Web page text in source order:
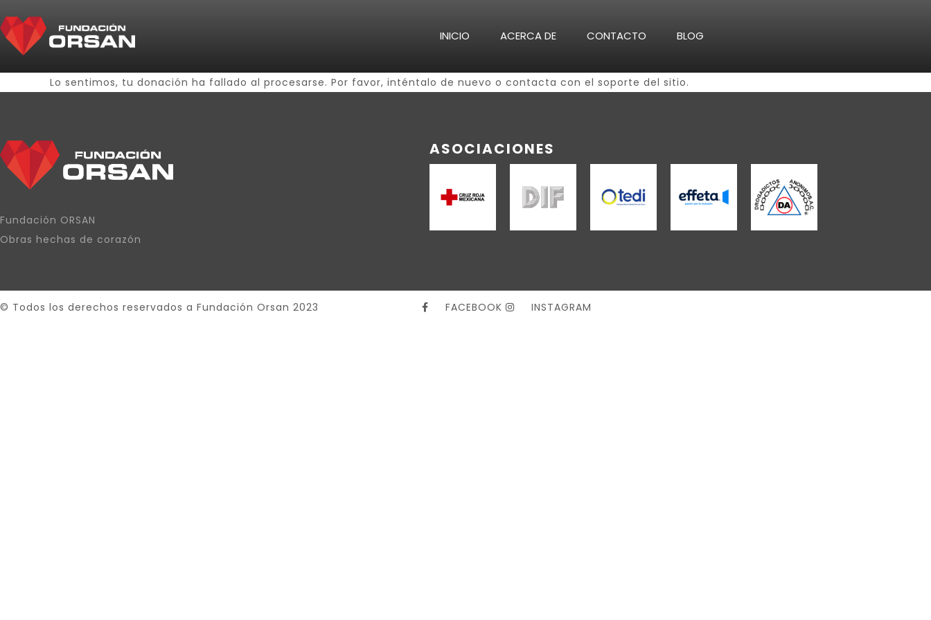
INICIO ACERCA DE CONTACTO BLOG
Lo sentimos, tu donación ha fallado al procesarse. Por favor, inténtalo de nuevo o contacta con el soporte del sitio.
Fundación ORSAN
Obras hechas de corazón
ASOCIACIONES
© Todos los derechos reservados a Fundación Orsan 2023 FACEBOOK INSTAGRAM